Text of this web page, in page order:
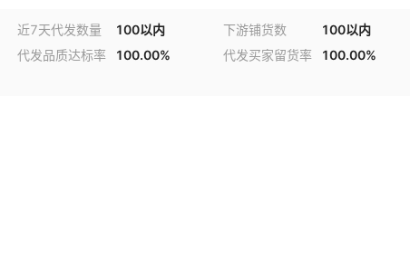
近7天代发数量 100以内 下游铺货数
100以内
代发品质达标率 100.00% 代发买家留货率
100.00%